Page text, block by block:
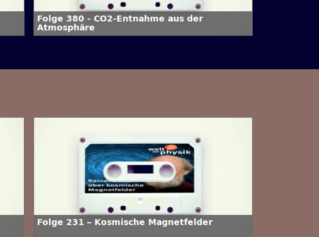
Folge 380 - CO2-Entnahme aus der
Atmosphäre
Folge 231 – Kosmische Magnetfelder